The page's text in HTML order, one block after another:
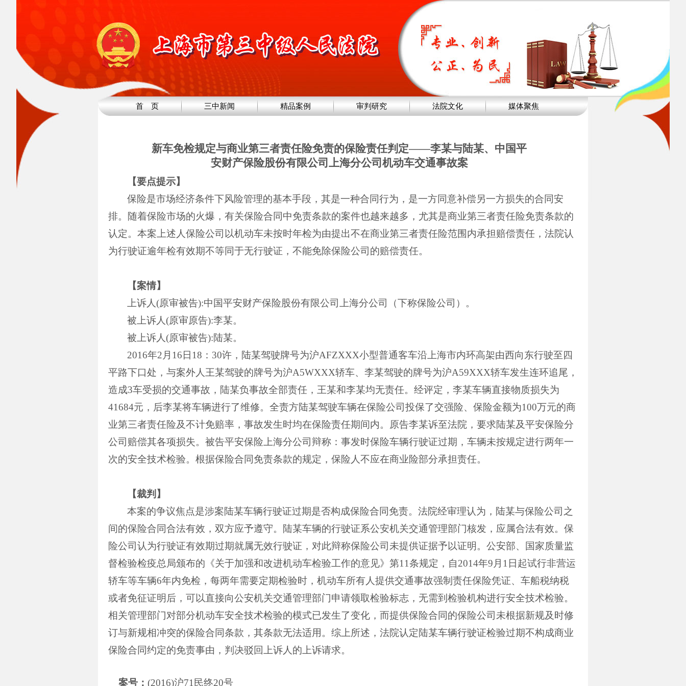
首 页 三中新闻 精品案例 审判研究 法院文化 媒体聚焦
新车免检规定与商业第三者责任险免责的保险责任判定——李某与陆某、中国平
安财产保险股份有限公司上海分公司机动车交通事故案
【要点提示】
保险是市场经济条件下风险管理的基本手段，其是一种合同行为，是一方同意补偿另一方损失的合同安
排。随着保险市场的火爆，有关保险合同中免责条款的案件也越来越多，尤其是商业第三者责任险免责条款的
认定。本案上述人保险公司以机动车未按时年检为由提出不在商业第三者责任险范围内承担赔偿责任，法院认
为行驶证逾年检有效期不等同于无行驶证，不能免除保险公司的赔偿责任。
【案情】
上诉人(原审被告):中国平安财产保险股份有限公司上海分公司（下称保险公司）。
被上诉人(原审原告):李某。
被上诉人(原审被告):陆某。
2016年2 月 16 日 18 ： 30许，陆某驾驶牌号为沪AFZXXX小型普通客车沿上海市内环高架由西向东行驶至四
平路下口处，与案外人王某驾驶的牌号为沪A5WXXX轿车、李某驾驶的牌号为沪A59XXX轿车发生连环追尾，
造成3车受损的交通事故，陆某负事故全部责任，王某和李某均无责任。经评定，李某车辆直接物质损失为
41684元，后李某将车辆进行了维修。全责方陆某驾驶车辆在保险公司投保了交强险、保险金额为100万元的商
业第三者责任险及不计免赔率，事故发生时均在保险责任期间内。原告李某诉至法院，要求陆某及平安保险分
公司赔偿其各项损失。被告平安保险上海分公司辩称：事发时保险车辆行驶证过期，车辆未按规定进行两年一
次的安全技术检验。根据保险合同免责条款的规定，保险人不应在商业险部分承担责任。
【裁判】
本案的争议焦点是涉案陆某车辆行驶证过期是否构成保险合同免责。法院经审理认为，陆某与保险公司之
间的保险合同合法有效，双方应予遵守。陆某车辆的行驶证系公安机关交通管理部门核发，应属合法有效。保
险公司认为行驶证有效期过期就属无效行驶证，对此辩称保险公司未提供证据予以证明。公安部、国家质量监
督检验检疫总局颁布的《关于加强和改进机动车检验工作的意见》第11条规定，自2014年9 月 1 日起试行非营运
轿车等车辆6年内免检，每两年需要定期检验时，机动车所有人提供交通事故强制责任保险凭证、车船税纳税
或者免征证明后，可以直接向公安机关交通管理部门申请领取检验标志，无需到检验机构进行安全技术检验。
相关管理部门对部分机动车安全技术检验的模式已发生了变化，而提供保险合同的保险公司未根据新规及时修
订与新规相冲突的保险合同条款，其条款无法适用。综上所述，法院认定陆某车辆行驶证检验过期不构成商业
保险合同约定的免责事由，判决驳回上诉人的上诉请求。
案号： (2016)沪71 民终20号